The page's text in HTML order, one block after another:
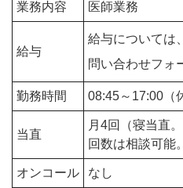
業務内容 医師業務
給与
給与については
問い合わせフォ
勤務時間 08:45～17:00（
当直
月4回（寝当直
回数は相談可能
オンコール なし